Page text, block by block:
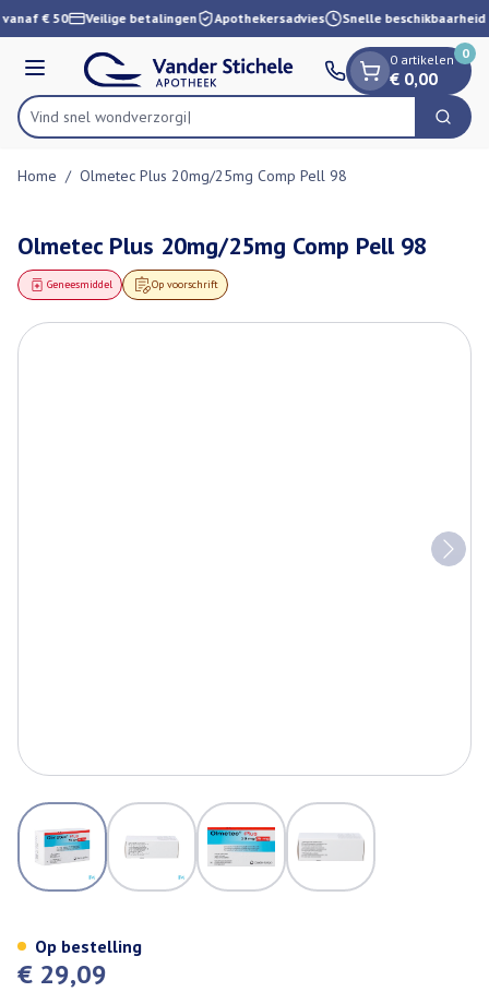
Ga naar de inhoud
1 van 1
€ 50 Veilige betalingen Apothekersadvies Snelle beschikbaarheid
Menu
Product, merk, categorie...
Vind snel wo Zoek
0 artikelen
€ 0,00
0
Home / Olmetec Plus 20mg/25mg Comp Pell 98
Olmetec Plus 20mg/25mg Comp Pell 98
Op voorschrift
Geneesmiddel
View larger imageView larger imageView larger imageView larger image
€ 29,09
Op bestelling